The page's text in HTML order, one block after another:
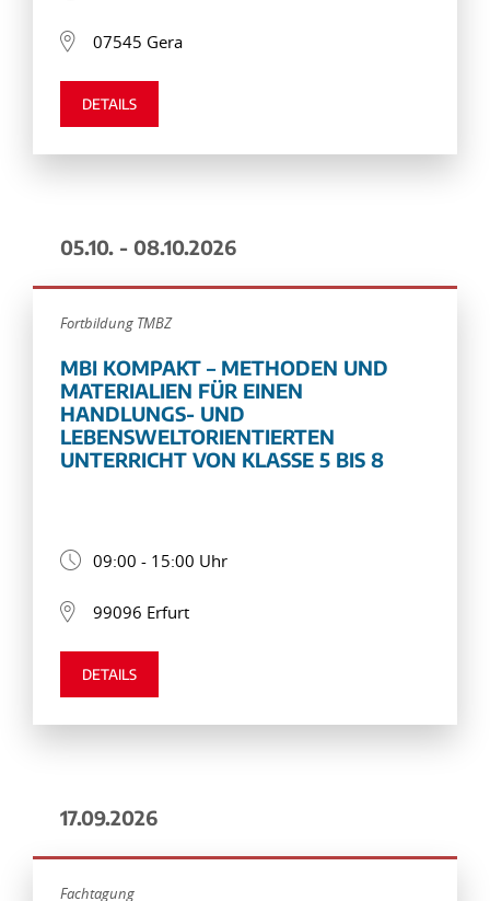
07545 Gera
DETAILS
05.10. - 08.10.2026
Fortbildung TMBZ
MBI KOMPAKT – METHODEN UND
MATERIALIEN FÜR EINEN
HANDLUNGS- UND
LEBENSWELTORIENTIERTEN
UNTERRICHT VON KLASSE 5 BIS 8
09:00 - 15:00 Uhr
99096 Erfurt
DETAILS
17.09.2026
Fachtagung